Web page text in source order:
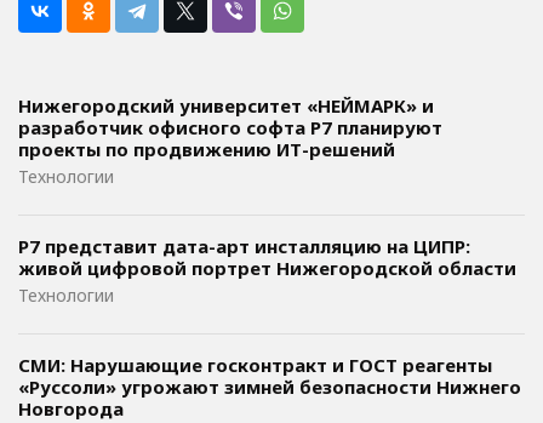
Нижегородский университет «НЕЙМАРК» и
разработчик офисного софта P7 планируют
проекты по продвижению ИТ-решений
Технологии
Р7 представит дата-арт инсталляцию на ЦИПР:
живой цифровой портрет Нижегородской области
Технологии
СМИ: Нарушающие госконтракт и ГОСТ реагенты
«Руссоли» угрожают зимней безопасности Нижнего
Новгорода